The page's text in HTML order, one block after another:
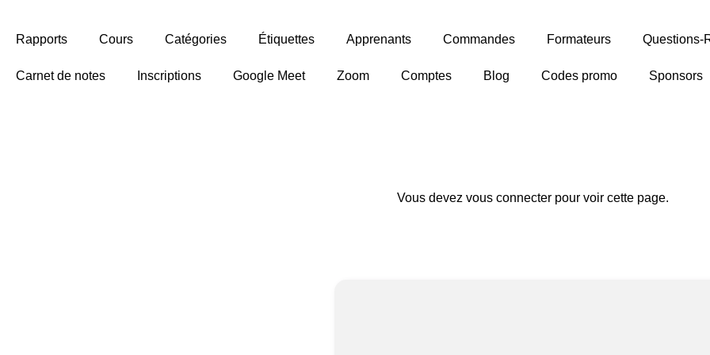
Rapports Cours Catégories Étiquettes Apprenants Commandes Formateurs Questions-
Carnet de notes Inscriptions Google Meet Zoom Comptes Blog Codes promo Sponsors
Vous devez vous connecter pour voir cette page.